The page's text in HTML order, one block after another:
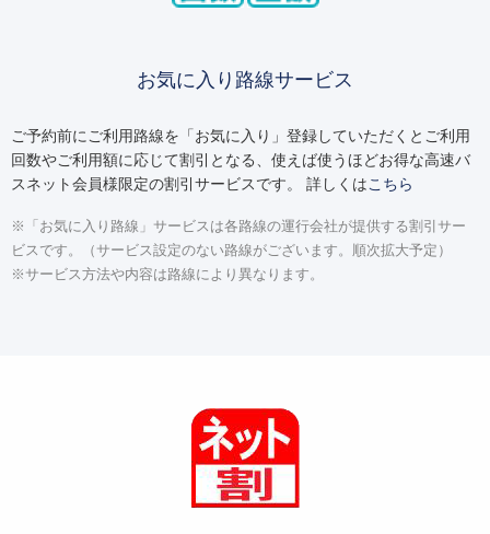
お気に入り路線サービス
ご予約前にご利用路線を「お気に入り」登録していただくとご利用
回数やご利用額に応じて割引となる、使えば使うほどお得な高速バ
スネット会員様限定の割引サービスです。 詳しくはこちら
※「お気に入り路線」サービスは各路線の運行会社が提供する割引サー
ビスです。（サービス設定のない路線がございます。順次拡大予定）
※サービス方法や内容は路線により異なります。